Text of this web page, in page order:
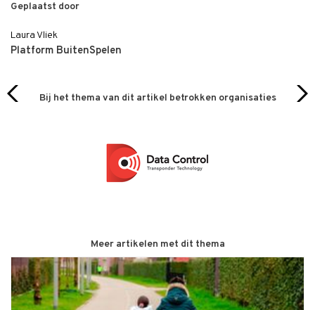
Geplaatst door
Laura Vliek
Platform BuitenSpelen
Bij het thema van dit artikel betrokken organisaties
Meer artikelen met dit thema